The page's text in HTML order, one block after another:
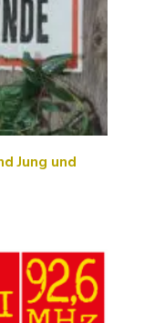
Jung und